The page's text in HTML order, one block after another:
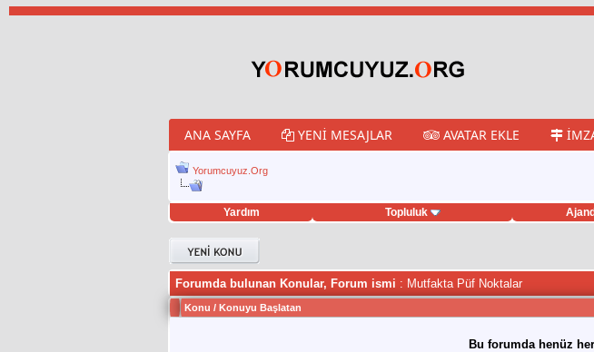
ANA SAYFA YENI MESAJLAR AVATAR EKLE
Yorumcuyuz.Org
Yardım Topluluk
twitter retweet hilesi
Forumda bulunan Konular, Forum ismi : Mutfakta Püf Noktalar
Konu / Konuyu Başlatan
Bu forumda henüz